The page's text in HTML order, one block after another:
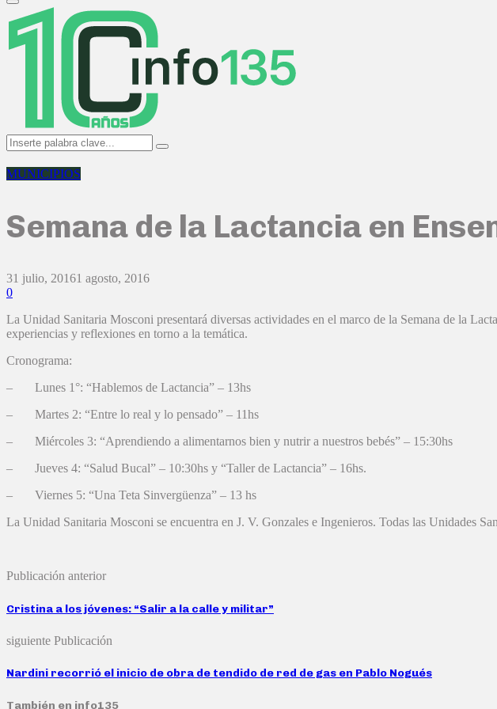
Primary
Menu
Search
for:
Search
MUNICIPIOS
Semana de la Lactancia en
31 julio, 20161 agosto, 2016
0
La Unidad Sanitaria Mosconi presentará diversas actividades en el marco de la Semana de la
experiencias y reflexiones en torno a la temática.
Cronograma:
– Lunes 1°: “Hablemos de Lactancia” – 13hs
– Martes 2: “Entre lo real y lo pensado” – 11hs
– Miércoles 3: “Aprendiendo a alimentarnos bien y nutrir a nuestros bebés” – 15:30hs
– Jueves 4: “Salud Bucal” – 10:30hs y “Taller de Lactancia” – 16hs.
– Viernes 5: “Una Teta Sinvergüenza” – 13 hs
La Unidad Sanitaria Mosconi se encuentra en J. V. Gonzales e Ingenieros. Todas las Unidades
Publicación anterior
Cristina a los jóvenes: “Salir a la calle y militar”
siguiente Publicación
Nardini recorrió el inicio de obra de tendido de red de gas en Pablo Nogués
También en info135